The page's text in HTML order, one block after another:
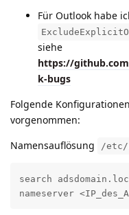
Für Outlook habe
siehe
https://
k-bugs
Folgende
vorgenommen:
Namensauflösung
/etc/
search
nameserver